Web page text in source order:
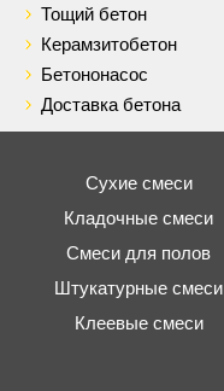
Тощий бетон
Керамзитобетон
Бетононасос
Доставка бетона
Сухие смеси
Кладочные смеси
Смеси для полов
Штукатурные смеси
Клеевые смеси